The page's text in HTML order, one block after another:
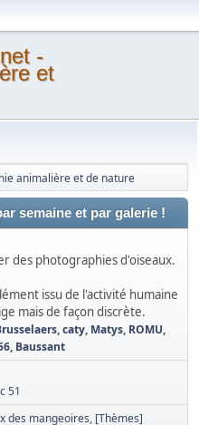
-
et
animalière et de nature
semaine et par galerie !
des photographies d'oiseaux.
issu de l'activité humaine
mais de façon discrète.
,caty, Matys, ROMU,
, Baussant
51
des mangeoires [Thèmes]